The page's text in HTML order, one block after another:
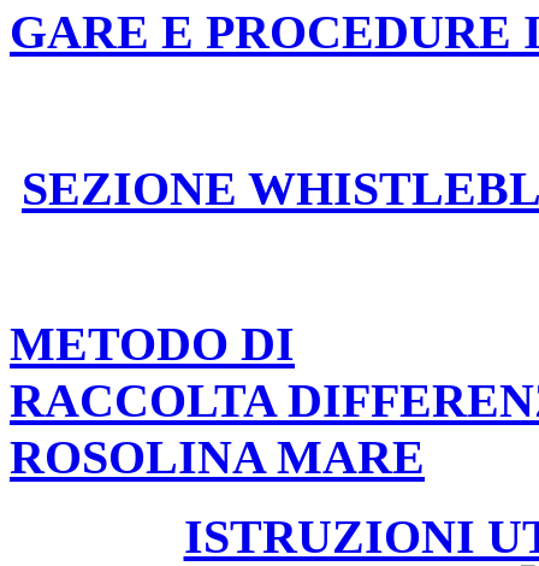
GARE E PROCEDURE
SEZIONE
METODO DI
RACCOLTA
ROSOLINA MARE
ISTRUZIONI